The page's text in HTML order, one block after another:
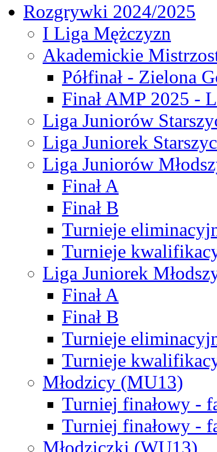
Rozgrywki 2024/2025
I Liga Mężczyzn
Akademickie
Półfinał - Zielona
Finał AMP 2025 -
Liga Juniorów
Liga Juniorek
Liga Juniorów
Finał A
Finał B
Turnieje
Turnieje
Liga Juniorek
Finał A
Finał B
Turnieje
Turnieje
Młodzicy (MU13)
Turniej finałowy -
Turniej finałowy -
Młodziczki (WU13)